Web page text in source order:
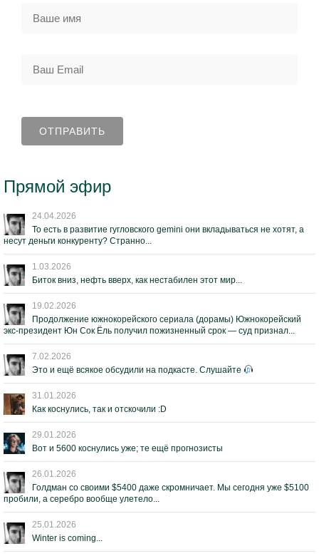
Прямой эфир
24.04.2026
То есть в развитие гугловского gemini они вкладываться не хотят, а
несут деньги конкуренту? Странно...
1.03.2026
Биток вниз, нефть вверх, как нестабилен этот мир...
19.02.2026
Продолжение южнокорейского сериала (дорамы) Южнокорейский
экс-президент Юн Сок Ёль получил пожизненный срок — суд признал...
7.02.2026
Это и ещё всякое обсудили на подкасте. Слушайте
31.01.2026
Как коснулись, так и отскочили :D
29.01.2026
Вот и 5600 коснулись уже; те ещё прогнозисты
26.01.2026
Голдман со своими $5400 даже скромничает. Мы сегодня уже $5100
пробили, а серебро вообще улетело...
25.01.2026
Winter is coming...